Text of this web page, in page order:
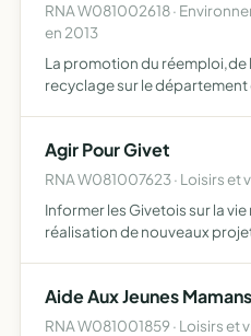
RNA W081002618 ·
en 2013
La promotion du réemploi,de
recyclage sur le
d'a…
Agir Pour Givet
RNA W081007623 · Loisirs et
Informer les Givetois sur la
réalisation de nouveaux
Aide Aux Jeunes Mamans
RNA W081001859 · Loisirs et